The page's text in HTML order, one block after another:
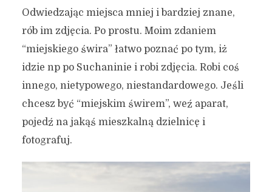
Odwiedzając miejsca mniej i bardziej znane,
rób im zdjęcia. Po prostu. Moim zdaniem
“miejskiego świra” łatwo poznać po tym, iż
idzie np po Suchaninie i robi zdjęcia. Robi coś
innego, nietypowego, niestandardowego. Jeśli
chcesz być “miejskim świrem”, weź aparat,
pojedź na jakąś mieszkalną dzielnicę i
fotografuj.